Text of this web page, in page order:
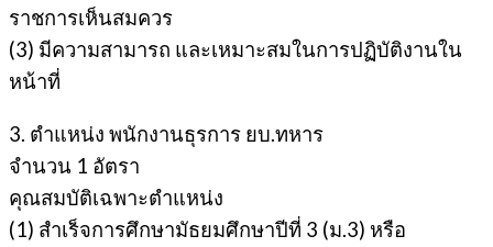
ราชการเห็นสมควร
(3) มีความสามารถ และเหมาะสมในการปฏิบัติงานใน
หน้าที่
3. ตำแหน่ง พนักงานธุรการ ยบ.ทหาร
จำนวน 1 อัตรา
คุณสมบัติเฉพาะตำแหน่ง
(1) สำเร็จการศึกษามัธยมศึกษาปีที่ 3 (ม.3) หรือ